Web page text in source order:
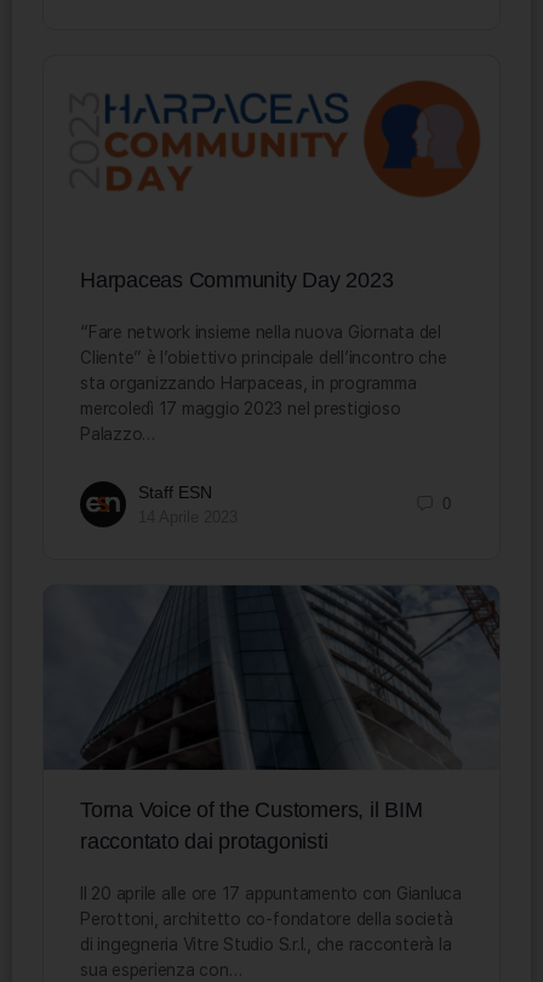
Harpaceas Community Day 2023
“Fare network insieme nella nuova Giornata del
Cliente” è l’obiettivo principale dell’incontro che
sta organizzando Harpaceas, in programma
mercoledì 17 maggio 2023 nel prestigioso
Palazzo…
Staff ESN
0
Torna Voice of the Customers, il BIM
raccontato dai protagonisti
Il 20 aprile alle ore 17 appuntamento con Gianluca
Perottoni, architetto co-fondatore della società
di ingegneria Vitre Studio S.r.l., che racconterà la
sua esperienza con…